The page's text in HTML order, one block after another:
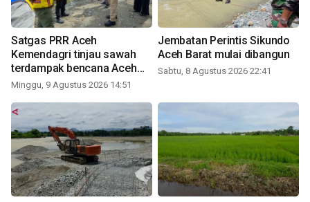
Satgas PRR Aceh
Kemendagri tinjau sawah
terdampak bencana Aceh
Barat
Minggu, 9 Agustus 2026 14:51
Jembatan Perintis Sikundo
Aceh Barat mulai dibangun
Sabtu, 8 Agustus 2026 22:41